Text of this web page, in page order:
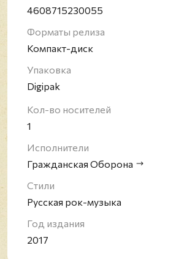
сохранявшимся на протяжении
рока, а в 1990-х годах сместилась
шугейза. Гражданская оборона
влиятельных панк-рок-групп СССР
году.
4608715230055
Форматы релиза
Компакт-диск
Упаковка
Digipak
Кол-во носителей
1
Исполнители
Гражданская Оборона
Стили
Русская рок-музыка
Год издания
2017